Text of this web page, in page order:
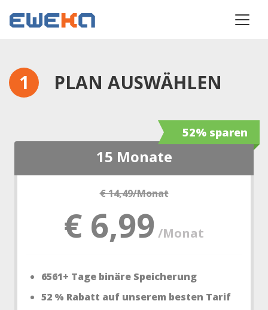
PLAN AUSWÄHLEN
52% sparen
15 Monate
€ 14,49/Monat
€ 6,99 /Monat
6561+ Tage binäre Speicherung
52 % Rabatt auf unserem besten Tarif